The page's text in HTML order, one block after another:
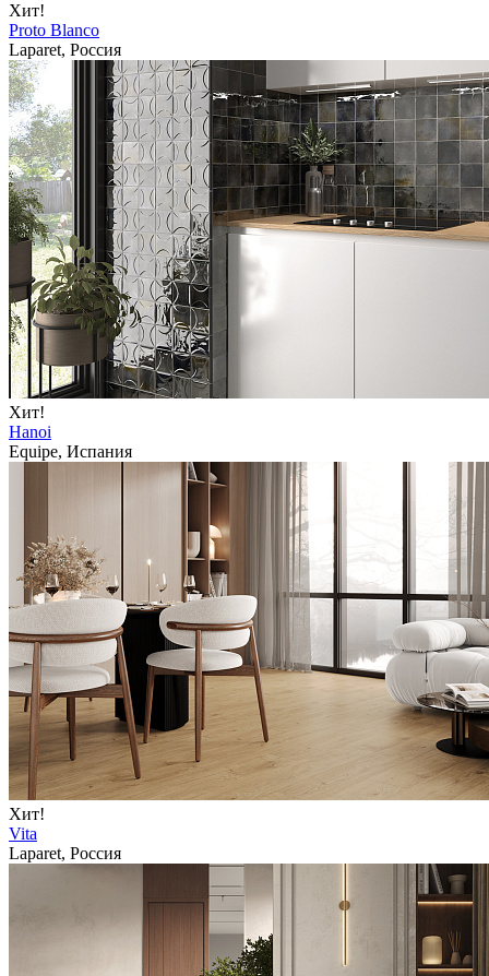
Хит!
Proto Blanco
Laparet, Россия
Хит!
Hanoi
Equipe, Испания
Хит!
Vita
Laparet, Россия